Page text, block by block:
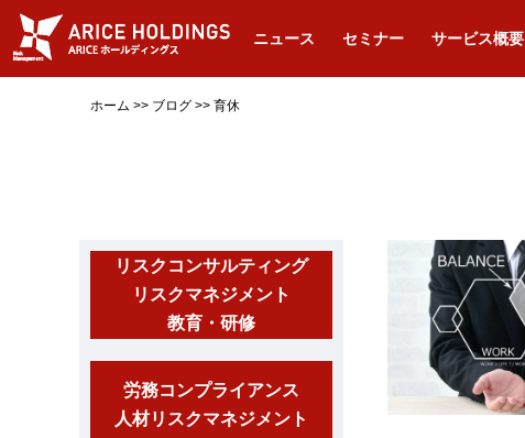
ニュース セミナー サービス概要
ホーム >> ブログ >> 育休
リスクコンサルティング
リスクマネジメント
教育・研修
労務コンプライアンス
人材リスクマネジメント